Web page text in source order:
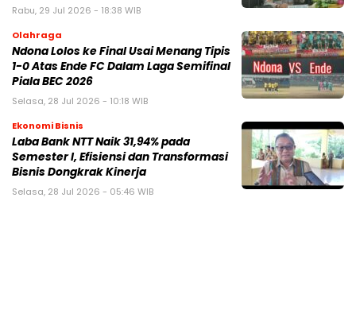
Rabu, 29 Jul 2026 - 18:38 WIB
Olahraga
Ndona Lolos ke Final Usai Menang Tipis
1-0 Atas Ende FC Dalam Laga Semifinal
Piala BEC 2026
Selasa, 28 Jul 2026 - 10:18 WIB
Ekonomi Bisnis
Laba Bank NTT Naik 31,94% pada
Semester I, Efisiensi dan Transformasi
Bisnis Dongkrak Kinerja
Selasa, 28 Jul 2026 - 05:46 WIB